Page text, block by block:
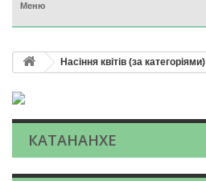
Меню
Насіння квітів (за категоріями)
КАТАНАНХЕ